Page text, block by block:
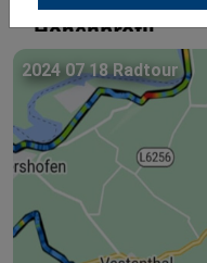
2024 07 18 Radtour